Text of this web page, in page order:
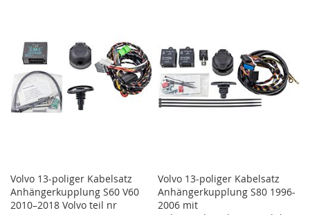
Volvo 13-poliger Kabelsatz
Anhängerkupplung S60 V60
2010–2018 Volvo teil nr
Volvo 13-poliger Kabelsatz
Anhängerkupplung S80 1996-
2006 mit